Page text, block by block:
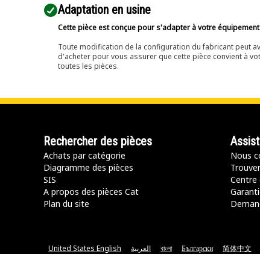
Adaptation en usine
Cette pièce est conçue pour s'adapter à votre
Toute modification de la configuration du fabricant peut
d'acheter pour vous assurer que cette pièce convient à
toutes les pièces.
Rechercher des pièces
Achats par catégorie
Diagramme des pièces
SIS
A propos des pièces Cat
Plan du site
Nous
Centre
United States English العربية বাংলা Български 简体中文